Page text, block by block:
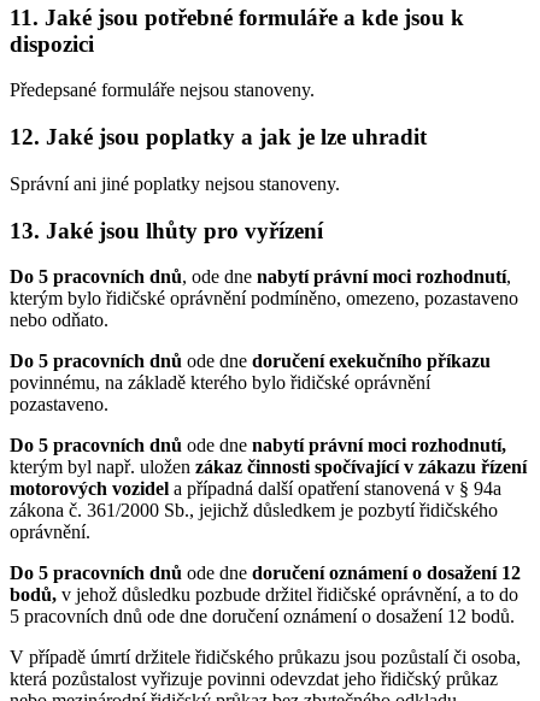
11. Jaké jsou potřebné formuláře a kde jsou k
dispozici
Předepsané formuláře nejsou stanoveny.
12. Jaké jsou poplatky a jak je lze uhradit
Správní ani jiné poplatky nejsou stanoveny.
13. Jaké jsou lhůty pro vyřízení
Do 5 pracovních dnů, ode dne nabytí právní moci rozhodnutí,
kterým bylo řidičské oprávnění podmíněno, omezeno, pozastaveno
nebo odňato.
Do 5 pracovních dnů ode dne doručení exekučního příkazu
povinnému, na základě kterého bylo řidičské oprávnění
pozastaveno.
Do 5 pracovních dnů ode dne nabytí právní moci rozhodnutí,
kterým byl např. uložen zákaz činnosti spočívající v zákazu řízení
motorových vozidel a případná další opatření stanovená v § 94a
zákona č. 361/2000 Sb., jejichž důsledkem je pozbytí řidičského
oprávnění.
Do 5 pracovních dnů ode dne doručení oznámení o dosažení 12
bodů, v jehož důsledku pozbude držitel řidičské oprávnění, a to do
5 pracovních dnů ode dne doručení oznámení o dosažení 12 bodů.
V případě úmrtí držitele řidičského průkazu jsou pozůstalí či osoba,
která pozůstalost vyřizuje povinni odevzdat jeho řidičský průkaz